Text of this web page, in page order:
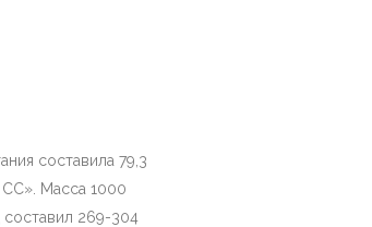
составила 79,3
СС». Масса 1000
составил 269-304